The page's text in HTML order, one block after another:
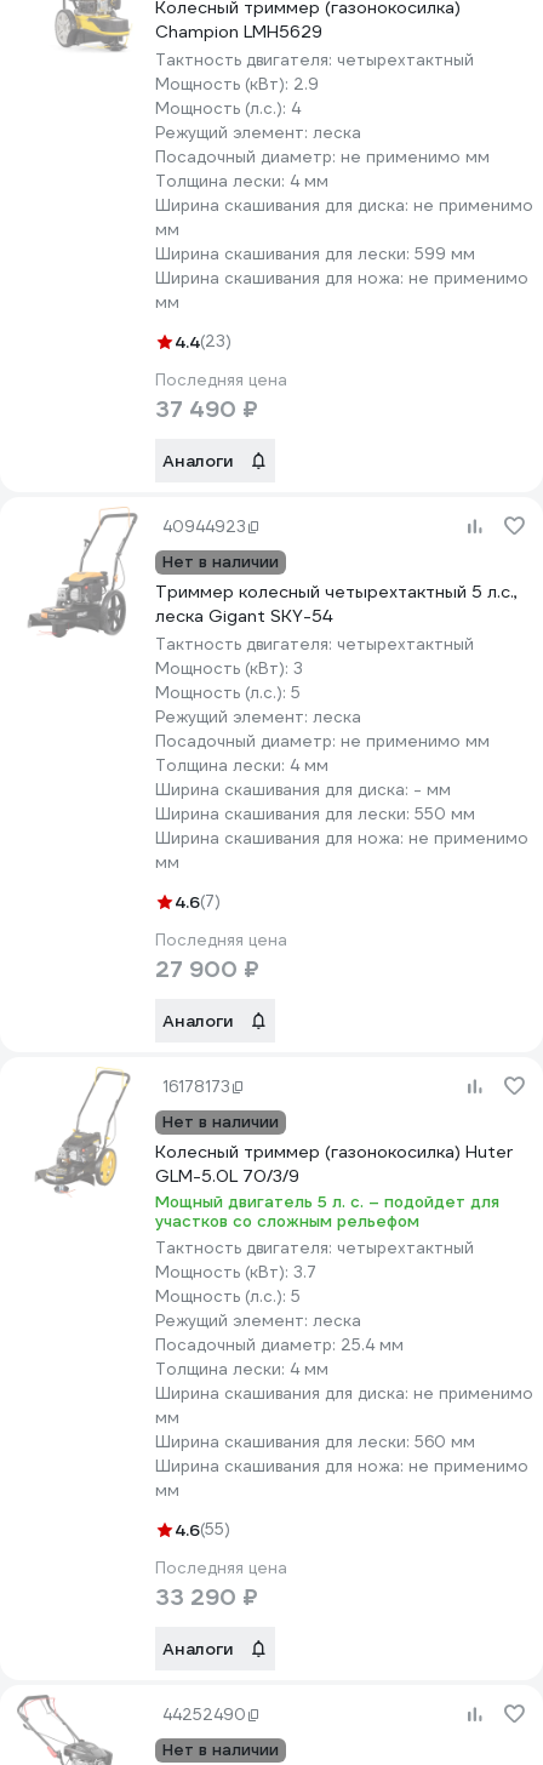
Колесный триммер (газонокосилка)
Champion LMH5629
Тактность двигателя: четырехтактный
Мощность (кВт): 2.9
Мощность (л.с.): 4
Режущий элемент: леска
Посадочный диаметр: не применимо мм
Толщина лески: 4 мм
Ширина скашивания для диска: не применимо
мм
Ширина скашивания для лески: 599 мм
Ширина скашивания для ножа: не применимо
мм
4.4(23)
Последняя цена
37 490 ₽
Аналоги
40944923
Нет в наличии
Триммер колесный четырехтактный 5 л.с.,
леска Gigant SKY-54
Тактность двигателя: четырехтактный
Мощность (кВт): 3
Мощность (л.с.): 5
Режущий элемент: леска
Посадочный диаметр: не применимо мм
Толщина лески: 4 мм
Ширина скашивания для диска: - мм
Ширина скашивания для лески: 550 мм
Ширина скашивания для ножа: не применимо
мм
4.6(7)
Последняя цена
27 900 ₽
Аналоги
16178173
Нет в наличии
Колесный триммер (газонокосилка) Huter
GLM-5.0L 70/3/9
Мощный двигатель 5 л. с. – подойдет для
участков со сложным рельефом
Тактность двигателя: четырехтактный
Мощность (кВт): 3.7
Мощность (л.с.): 5
Режущий элемент: леска
Посадочный диаметр: 25.4 мм
Толщина лески: 4 мм
Ширина скашивания для диска: не применимо
мм
Ширина скашивания для лески: 560 мм
Ширина скашивания для ножа: не применимо
мм
4.6(55)
Последняя цена
33 290 ₽
Аналоги
44252490
Нет в наличии